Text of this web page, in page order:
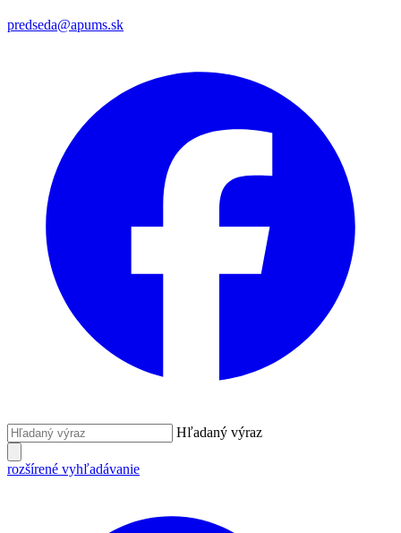
predseda@apums.sk
Hľadaný výraz
rozšírené vyhľadávanie